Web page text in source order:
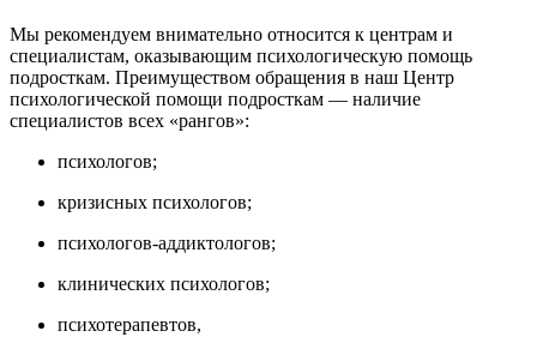
Мы рекомендуем внимательно относится к центрам и
специалистам, оказывающим психологическую помощь
подросткам. Преимуществом обращения в наш Центр
психологической помощи подросткам — наличие
специалистов всех «рангов»:
психологов;
кризисных психологов;
психологов-аддиктологов;
клинических психологов;
психотерапевтов,